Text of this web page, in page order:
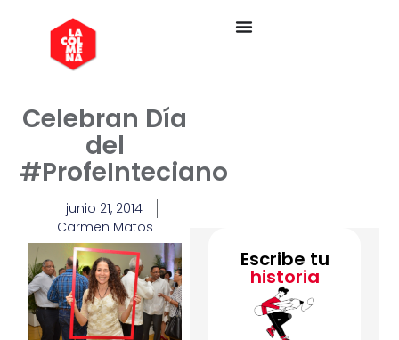
Celebran Día
del
#ProfeInteciano
junio 21, 2014
Carmen Matos
Escribe tu
historia